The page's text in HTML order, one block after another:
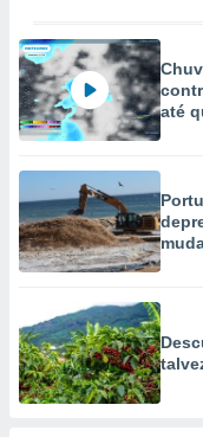
até